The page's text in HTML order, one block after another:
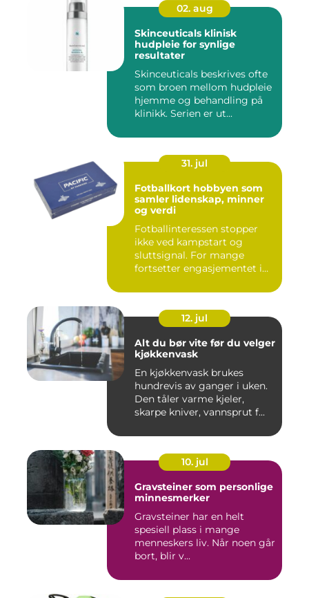
02. aug
Skinceuticals klinisk
hudpleie for synlige
resultater
Skinceuticals beskrives ofte
som broen mellom hudpleie
hjemme og behandling på
klinikk. Serien er ut...
31. jul
Fotballkort hobbyen som
samler lidenskap, minner
og verdi
Fotballinteressen stopper
ikke ved kampstart og
sluttsignal. For mange
fortsetter engasjementet i
12. jul
Alt du bør vite før du velger
kjøkkenvask
En kjøkkenvask brukes
hundrevis av ganger i uken.
Den tåler varme kjeler,
skarpe kniver, vannsprut f...
10. jul
Gravsteiner som personlige
minnesmerker
Gravsteiner har en helt
spesiell plass i mange
menneskers liv. Når noen går
bort, blir v...